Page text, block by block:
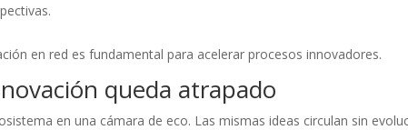
en red es fundamental para acelerar procesos innovadores.
queda atrapado
en una cámara de eco. Las mismas ideas circulan sin